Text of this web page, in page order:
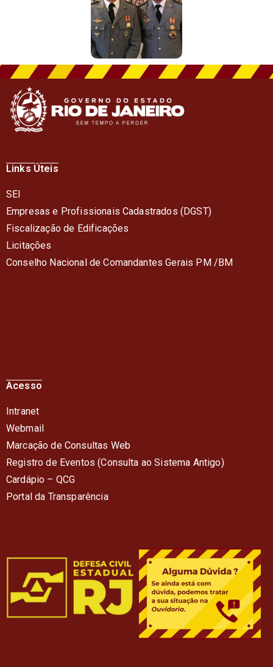
Links Úteis
SEI
Empresas e Profissionais Cadastrados (DGST)
Fiscalização de Edificações
Licitações
Conselho Nacional de Comandantes Gerais PM /BM
Acesso
Intranet
Webmail
Marcação de Consultas Web
Registro de Eventos (Consulta ao Sistema Antigo)
Cardápio – QCG
Portal da Transparência